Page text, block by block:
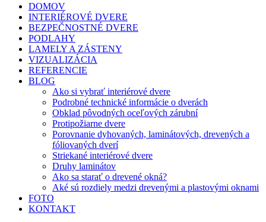
DOMOV
INTERIÉROVÉ DVERE
BEZPEČNOSTNÉ DVERE
PODLAHY
LAMELY A ZÁSTENY
VIZUALIZÁCIA
REFERENCIE
BLOG
Ako si vybrať interiérové dvere
Podrobné technické informácie o dverách
Obklad pôvodných oceľových zárubní
Protipožiarne dvere
Porovnanie dyhovaných, laminátových, drevených a
fóliovaných dverí
Striekané interiérové dvere
Druhy laminátov
Ako sa starať o drevené okná?
Aké sú rozdiely medzi drevenými a plastovými oknami
FOTO
KONTAKT